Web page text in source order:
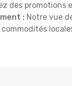
des promotions
: Notre vue